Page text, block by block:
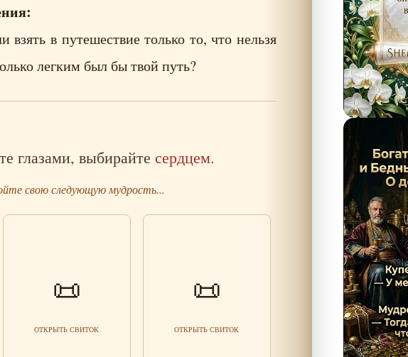
взять в путешествие только то, что нельзя
легким был бы твой путь?
глазами, выбирайте сердцем.
свою следующую мудрость...
📜
ОТКРЫТЬ СВИТОК
Живые советы из древней
книги 📜
ОТКРЫТЬ СВИТОК
вечные ценности: как
найти баланс